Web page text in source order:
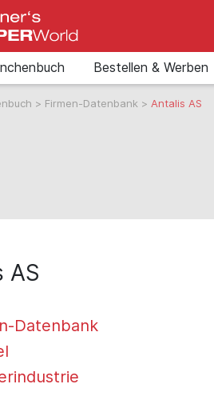
Bestellen & Werben
> Firmen-Datenbank > Antalis AS
AS
Datenbank